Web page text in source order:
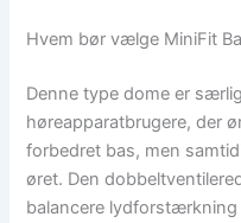
Hvem bør vælge MiniFit
Denne type dome er
høreapparatbrugere, der
forbedret bas, men
øret. Den
balancere